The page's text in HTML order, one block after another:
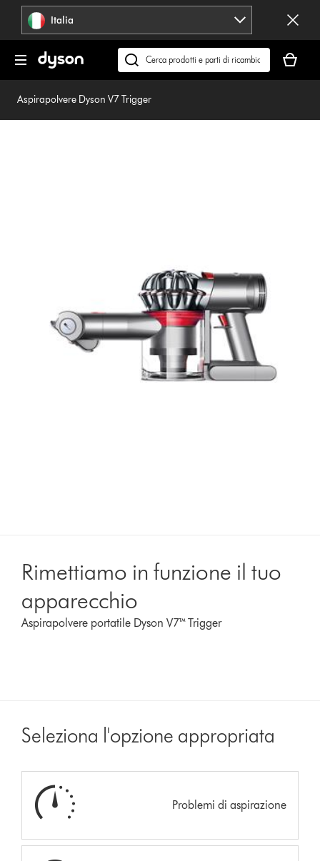
navigazione Italia
Cerca
su
dyson.it
carrello
è
Aspirapolvere Dyson V7 Trigger
Rimettiamo in funzione il tuo
apparecchio
Aspirapolvere portatile Dyson V7™ Trigger
Seleziona l'opzione appropriata
Problemi di aspirazione